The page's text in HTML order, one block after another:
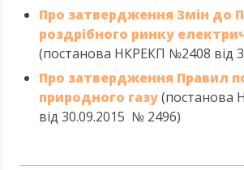
Про затвердження Змін до
роздрібного ринку
(постанова НКРЕКП №2408 від
Про затвердження Правил
природного газу(постанова
від 30.09.2015 № 2496)